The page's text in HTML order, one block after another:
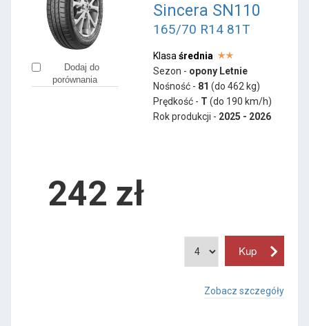
Dodaj do
porównania
Sincera SN110
165/70 R14 81T
Klasa średnia
Sezon - opony Letnie
Nośność - 81 (do 462 kg)
Prędkość - T (do 190 km/h)
Rok produkcji - 2025 - 2026
242 zł
Zobacz szczegóły